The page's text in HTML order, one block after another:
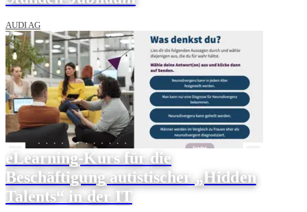
AUDI AG
eLearning-Kurs für die
Beschäftigung autistischer „Hidden
Talents“ in der IT